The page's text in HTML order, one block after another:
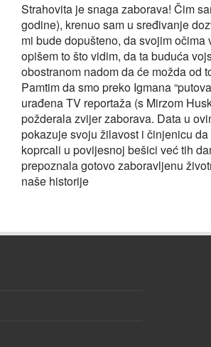
Strahovita je snaga zaborava! Čim
godine), krenuo sam u sređivanje
mi bude dopušteno, da svojim
opišem to što vidim, da ta buduća
obostranom nadom da će možda od
Pamtim da smo preko Igmana
urađena TV reportaža (s Mirzom
požderala zvijer zaborava. Data u
pokazuje svoju žilavost i činjenicu
koprcali u povijesnoj bešici već tih
prepoznala gotovo zaboravljenu
naše historije